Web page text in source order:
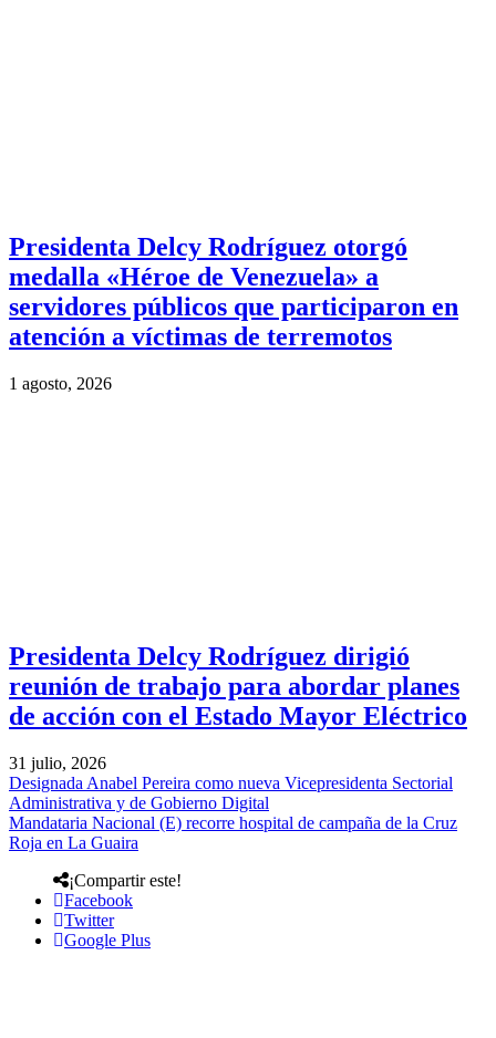
Presidenta Delcy Rodríguez otorgó
medalla «Héroe de Venezuela» a
servidores públicos que participaron en
atención a víctimas de terremotos
1 agosto, 2026
Presidenta Delcy Rodríguez dirigió
reunión de trabajo para abordar planes
de acción con el Estado Mayor Eléctrico
31 julio, 2026
Designada Anabel Pereira como nueva Vicepresidenta Sectorial
Administrativa y de Gobierno Digital
Mandataria Nacional (E) recorre hospital de campaña de la Cruz
Roja en La Guaira
¡Compartir este!
Facebook
Twitter
Google Plus